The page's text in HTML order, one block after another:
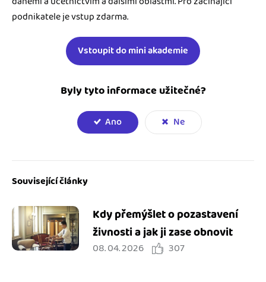
podnikatele je vstup zdarma.
Vstoupit do mini akademie
Byly tyto informace užitečné?
Ano Ne
Související články
Kdy přemýšlet o pozastavení
živnosti a jak ji zase obnovit
08. 04. 2026 307